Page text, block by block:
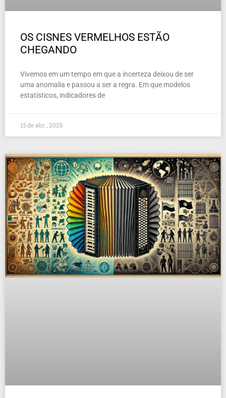
OS CISNES VERMELHOS ESTÃO
CHEGANDO
Vivemos em um tempo em que a incerteza deixou de ser
uma anomalia e passou a ser a regra. Em que modelos
estatísticos, indicadores de
13 de abr , 2025